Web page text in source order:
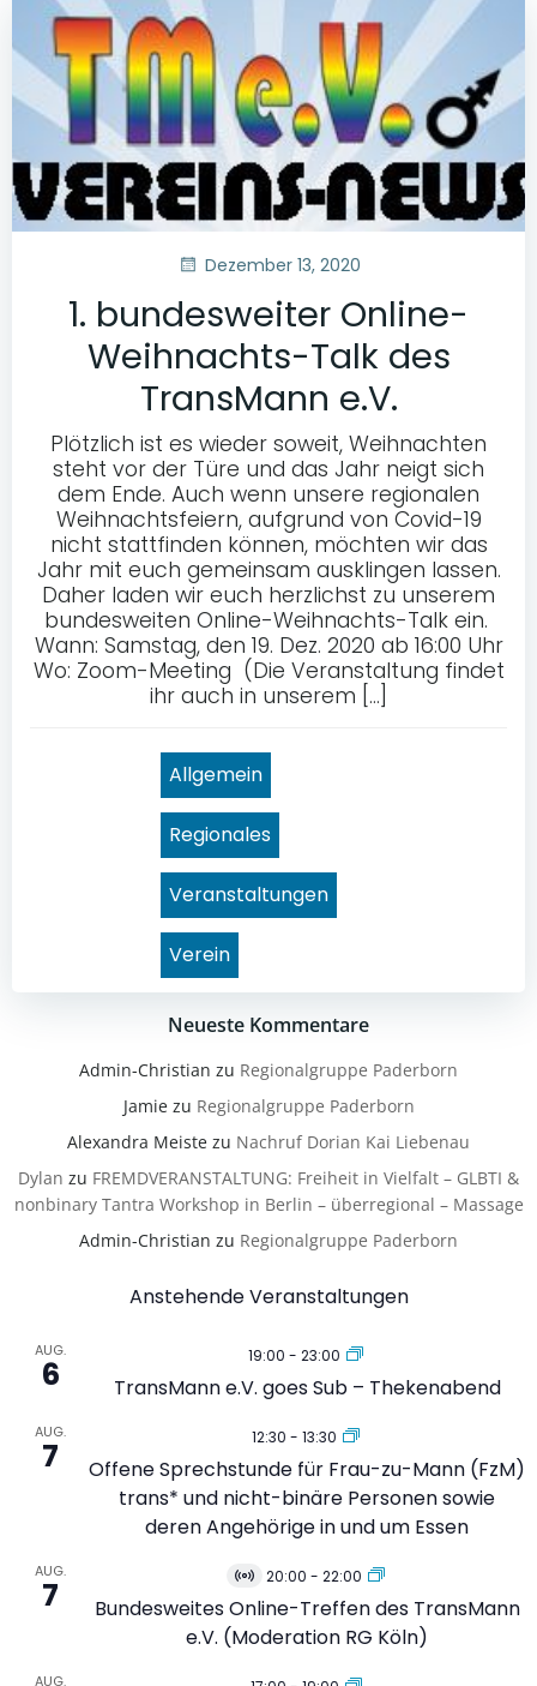
Dezember 13, 2020
1. bundesweiter Online-
Weihnachts-Talk des
TransMann e.V.
Plötzlich ist es wieder soweit, Weihnachten
steht vor der Türe und das Jahr neigt sich
dem Ende. Auch wenn unsere regionalen
Weihnachtsfeiern, aufgrund von Covid-19
nicht stattfinden können, möchten wir das
Jahr mit euch gemeinsam ausklingen lassen.
Daher laden wir euch herzlichst zu unserem
bundesweiten Online-Weihnachts-Talk ein.
Wann: Samstag, den 19. Dez. 2020 ab 16:00 Uhr
Wo: Zoom-Meeting (Die Veranstaltung findet
ihr auch in unserem […]
Allgemein
Regionales
Veranstaltungen
Verein
Neueste Kommentare
Admin-Christian zu Regionalgruppe Paderborn
Jamiezu Regionalgruppe Paderborn
Alexandra Meiste zu Nachruf Dorian Kai Liebenau
Dylan zu FREMDVERANSTALTUNG: Freiheit in Vielfalt – GLBTI &
nonbinary Tantra Workshop in Berlin – überregional – Massage
Admin-Christian zu Regionalgruppe Paderborn
Anstehende Veranstaltungen
AUG.
6 19:00 - 23:00
TransMann e.V. goes Sub – Thekenabend
AUG.
7 12:30 - 13:30
Offene Sprechstunde für Frau-zu-Mann (FzM)
trans* und nicht-binäre Personen sowie
deren Angehörige in und um Essen
AUG.
7
Virtuell
Veranstaltung
20:00 - 22:00
Bundesweites Online-Treffen des TransMann
e.V. (Moderation RG Köln)
AUG.